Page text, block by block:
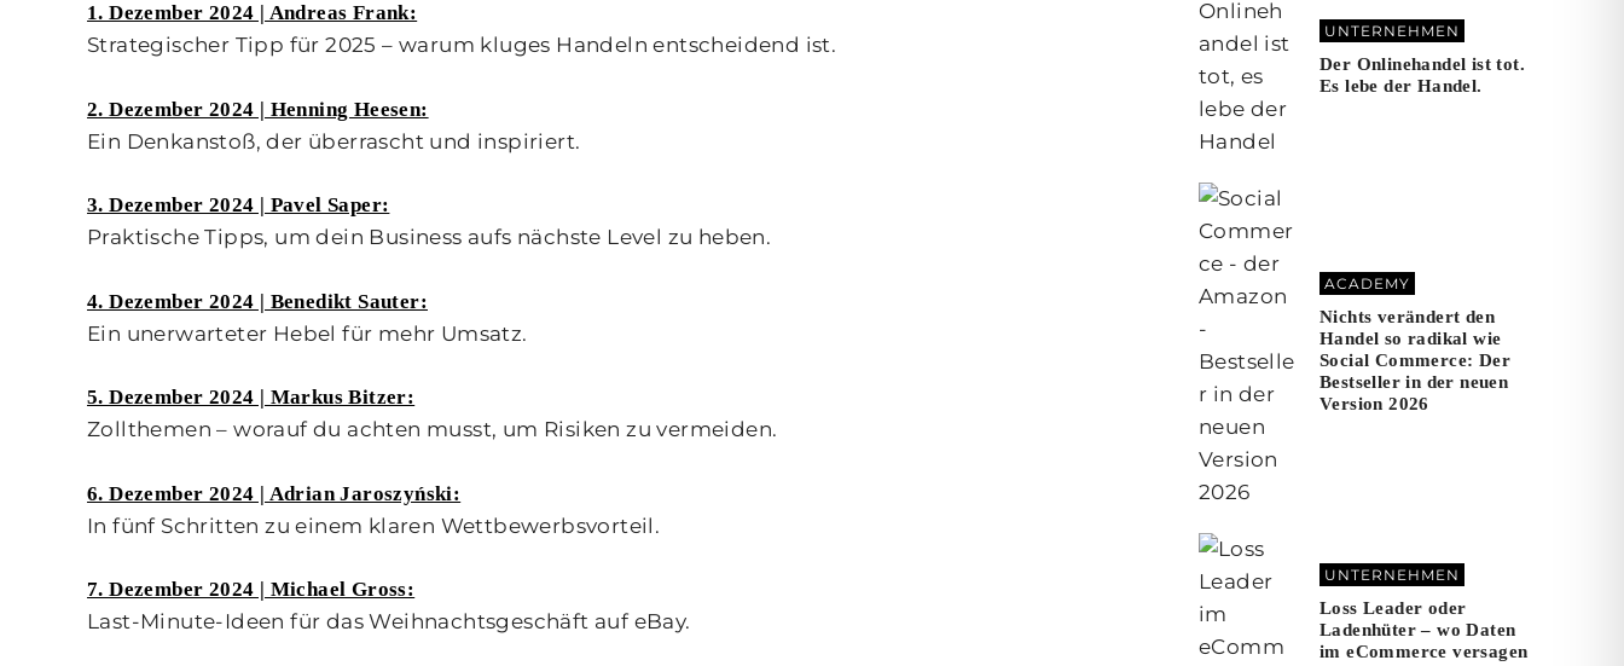
1. Dezember 2024 | Andreas Frank:
Strategischer Tipp für 2025 – warum kluges Handeln entscheidend ist.
2. Dezember 2024 | Henning Heesen:
Ein Denkanstoß, der überrascht und inspiriert.
3. Dezember 2024 | Pavel Saper:
Praktische Tipps, um dein Business aufs nächste Level zu heben.
4. Dezember 2024 | Benedikt Sauter:
Ein unerwarteter Hebel für mehr Umsatz.
5. Dezember 2024 | Markus Bitzer:
Zollthemen – worauf du achten musst, um Risiken zu vermeiden.
6. Dezember 2024 | Adrian Jaroszyński:
In fünf Schritten zu einem klaren Wettbewerbsvorteil.
7. Dezember 2024 | Michael Gross:
Last-Minute-Ideen für das Weihnachtsgeschäft auf eBay.
UNTERNEHMEN
Der Onlinehandel ist tot.
Es lebe der Handel.
ACADEMY
Nichts verändert den
Handel so radikal wie
Social Commerce: Der
Bestseller in der neuen
Version 2026
UNTERNEHMEN
Loss Leader oder
Ladenhüter – wo Daten
im eCommerce versagen